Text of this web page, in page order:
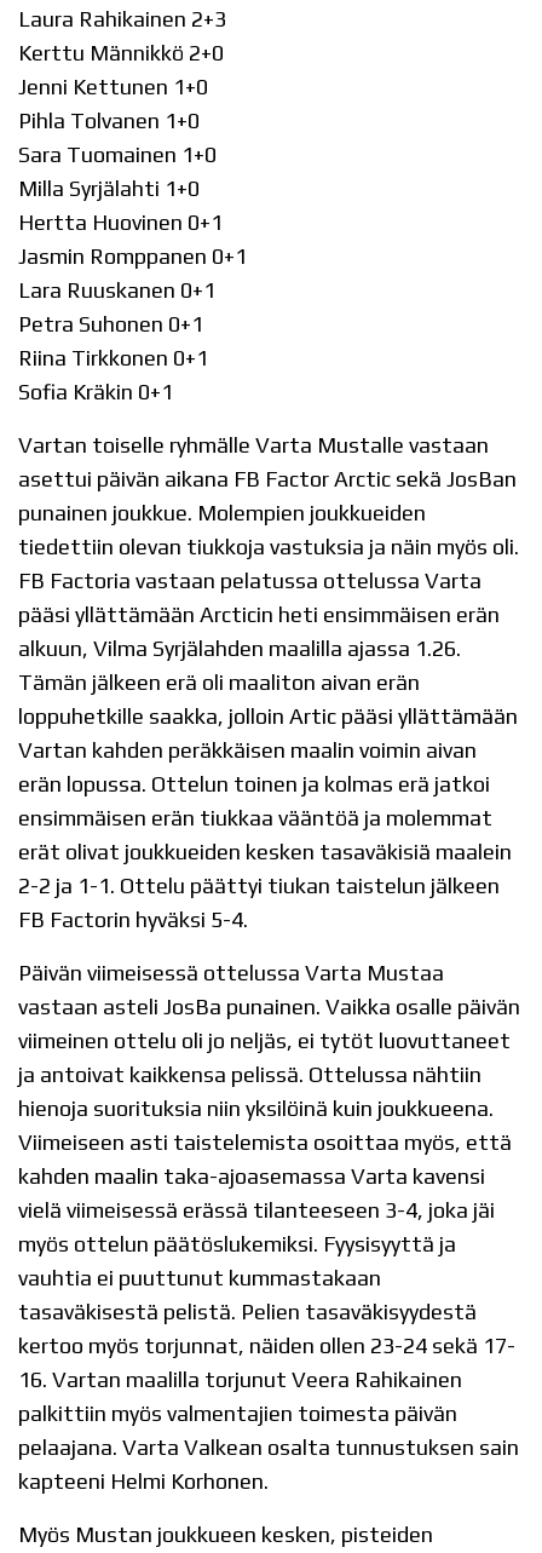
Laura Rahikainen 2+3
Kerttu Männikkö 2+0
Jenni Kettunen 1+0
Pihla Tolvanen 1+0
Sara Tuomainen 1+0
Milla Syrjälahti 1+0
Hertta Huovinen 0+1
Jasmin Romppanen 0+1
Lara Ruuskanen 0+1
Petra Suhonen 0+1
Riina Tirkkonen 0+1
Sofia Kräkin 0+1
Vartan toiselle ryhmälle Varta Mustalle vastaan
asettui päivän aikana FB Factor Arctic sekä JosBan
punainen joukkue. Molempien joukkueiden
tiedettiin olevan tiukkoja vastuksia ja näin myös oli.
FB Factoria vastaan pelatussa ottelussa Varta
pääsi yllättämään Arcticin heti ensimmäisen erän
alkuun, Vilma Syrjälahden maalilla ajassa 1.26.
Tämän jälkeen erä oli maaliton aivan erän
loppuhetkille saakka, jolloin Artic pääsi yllättämään
Vartan kahden peräkkäisen maalin voimin aivan
erän lopussa. Ottelun toinen ja kolmas erä jatkoi
ensimmäisen erän tiukkaa vääntöä ja molemmat
erät olivat joukkueiden kesken tasaväkisiä maalein
2-2 ja 1-1. Ottelu päättyi tiukan taistelun jälkeen
FB Factorin hyväksi 5-4.
Päivän viimeisessä ottelussa Varta Mustaa
vastaan asteli JosBa punainen. Vaikka osalle päivän
viimeinen ottelu oli jo neljäs, ei tytöt luovuttaneet
ja antoivat kaikkensa pelissä. Ottelussa nähtiin
hienoja suorituksia niin yksilöinä kuin joukkueena.
Viimeiseen asti taistelemista osoittaa myös, että
kahden maalin taka-ajoasemassa Varta kavensi
vielä viimeisessä erässä tilanteeseen 3-4, joka jäi
myös ottelun päätöslukemiksi. Fyysisyyttä ja
vauhtia ei puuttunut kummastakaan
tasaväkisestä pelistä. Pelien tasaväkisyydestä
kertoo myös torjunnat, näiden ollen 23-24 sekä 17-
16. Vartan maalilla torjunut Veera Rahikainen
palkittiin myös valmentajien toimesta päivän
pelaajana. Varta Valkean osalta tunnustuksen sain
kapteeni Helmi Korhonen.
Myös Mustan joukkueen kesken, pisteiden